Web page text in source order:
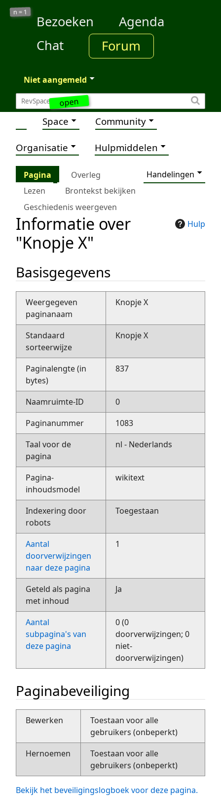
open
n = 1
Bezoeken
Agenda
Chat
Forum
Niet aangemeld
Space Community
Organisatie Hulpmiddelen
Pagina Overleg
Handelingen
Lezen
Brontekst bekijken
Geschiedenis weergeven
Hulp
Informatie over
"Knopje X"
Basisgegevens
Weergegeven
paginanaam
Knopje X
Standaard
sorteerwijze
Knopje X
Paginalengte (in
bytes)
837
Naamruimte-ID
0
Paginanummer
1083
Taal voor de
pagina
nl - Nederlands
Pagina-
inhoudsmodel
wikitext
Indexering door
robots
Toegestaan
Aantal
doorverwijzingen
naar deze pagina
1
Geteld als pagina
met inhoud
Ja
Aantal
subpagina's van
deze pagina
0 (0
doorverwijzingen; 0
niet-
doorverwijzingen)
Paginabeveiliging
Bewerken
Toestaan voor alle
gebruikers (onbeperkt)
Hernoemen
Toestaan voor alle
gebruikers (onbeperkt)
Bekijk het beveiligingslogboek voor deze pagina.